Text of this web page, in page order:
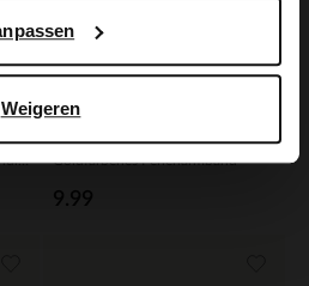
Weigeren
Dunkelbraune Veloursleder-Schultertasche mit goldfarbenen Nieten Goldfarbenes Perlenarmband
9.99